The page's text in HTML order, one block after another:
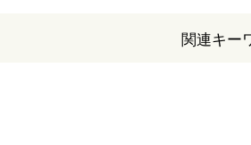
関連キー